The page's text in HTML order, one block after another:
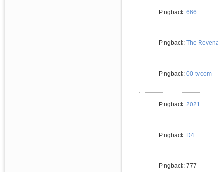
Pingback: 666
Pingback: The
Pingback: 00-tv.com
Pingback: 2021
Pingback: D4
Pingback: 777